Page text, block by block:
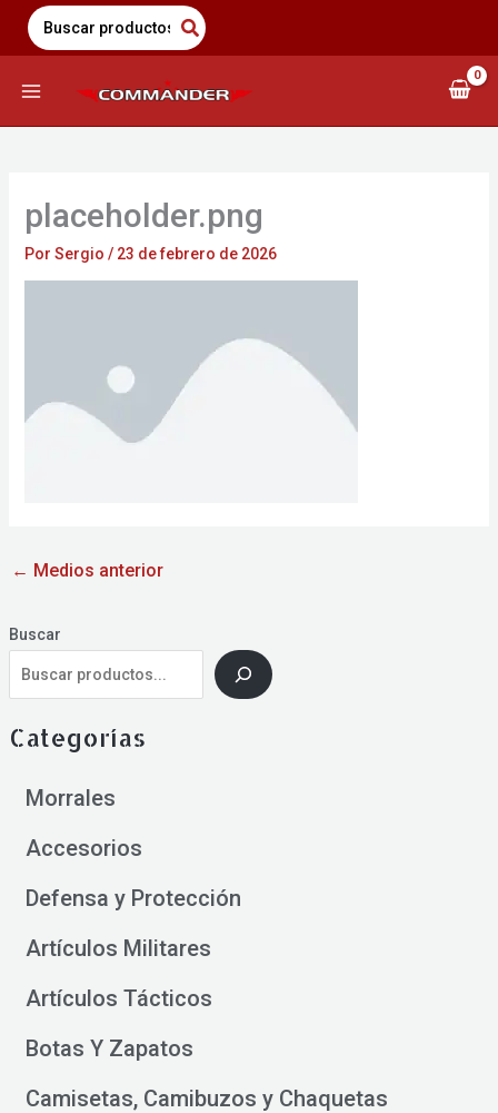
Saltar
contenido
Search
for:
Buscar
Categorías
Morrales
Accesorios
Defensa y Protección
Artículos Militares
Artículos Tácticos
Botas Y Zapatos
Camisetas, Camibuzos y Chaquetas
placeholder.png
Por Sergio / 23 de febrero de 2026
← Medios anterior